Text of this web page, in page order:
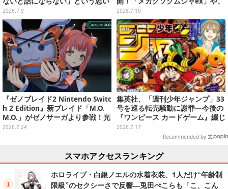
ーメディア向け体験会をレポー
ト！ ギアや建築物で盤面を組む戦
略性が面白い
2026.7.9
2枚1組で使うスタジアムがさらに
登場
2026.7.10
『ゼノブレイド2 Nintendo Switc
h 2 Edition』新ブレイド「M.O.
M.O.」がゼノサーガより参戦！光
属性と闇属性、2つの姿で戦闘を
2026.7.24
集英社、「週刊少年ジャンプ」33
号を巡る転売騒動に謝罪―今後の
『ワンピース カードゲーム』綴じ
込み付録も中止・見合わせへ
2026.7.17
Recommended by
スマホアクセスランキング
ホロライブ・白銀ノエルの水着衣装、1人だけ“年齢制
限級”のセクシーさで反響―兎田ぺこらも「こ、こん